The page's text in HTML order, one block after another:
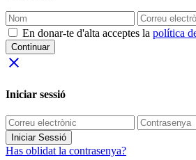
En donar-te d'alta acceptes la política
Continuar
close
Iniciar sessió
Iniciar Sessió
Has oblidat la contrasenya?